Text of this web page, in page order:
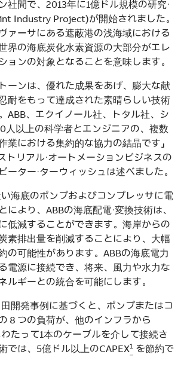
社間で、2013年に1億ドル規模の研究・
Industry Project)が開始されました。
ァーサにある遮蔽港の浅海域における
界の海底炭化水素資源の大部分がエレ
ョンの対象となることを意味します。
ーンは、優れた成果をあげ、膨大な献
耐をもって達成された素晴らしい技術
ABB、エクイノール社、トタル社、シ
人以上の科学者とエンジニアの、複数
業における集約的な協力の結晶です」
トリアル・オートメーションビジネスの
ーター・ターウィッシュは述べました。
い海底のポンプおよびコンプレッサに電
により、ABBの海底配電・変換技術は、
低減することができます。海岸からの
素排出量を削減することにより、大幅
の可能性があります。ABBの海底電力
電源に接続でき、将来、風力や水力な
ルギーとの統合を可能にします。
田開発事例に基づくと、ポンプまたはコ
８つの負荷が、他のインフラから
たって1本のケーブルを介して接続さ
では、5億ドル以上のCAPEX1 を節約で